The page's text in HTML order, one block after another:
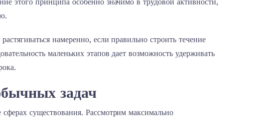
намеренно, если правильно строить течение
маленьких этапов дает возможность удерживать
задач
существования. Рассмотрим максимально